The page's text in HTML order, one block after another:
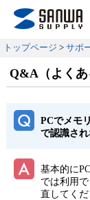
トップページ > サポ
Q&A（よくあ
PCでメモ
で認識され
基本的に
では利用
直してくだ